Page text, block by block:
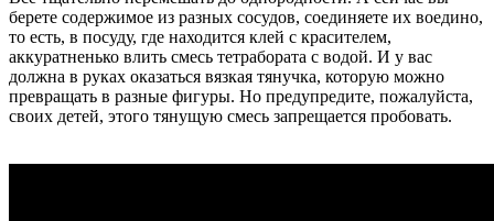
берете содержимое из разных сосудов, соединяете их воедино,
то есть, в посуду, где находится клей с красителем,
аккуратненько влить смесь тетрабората с водой. И у вас
должна в руках оказаться вязкая тянучка, которую можно
превращать в разные фигуры. Но предупредите, пожалуйста,
своих детей, этого тянущую смесь запрещается пробовать.